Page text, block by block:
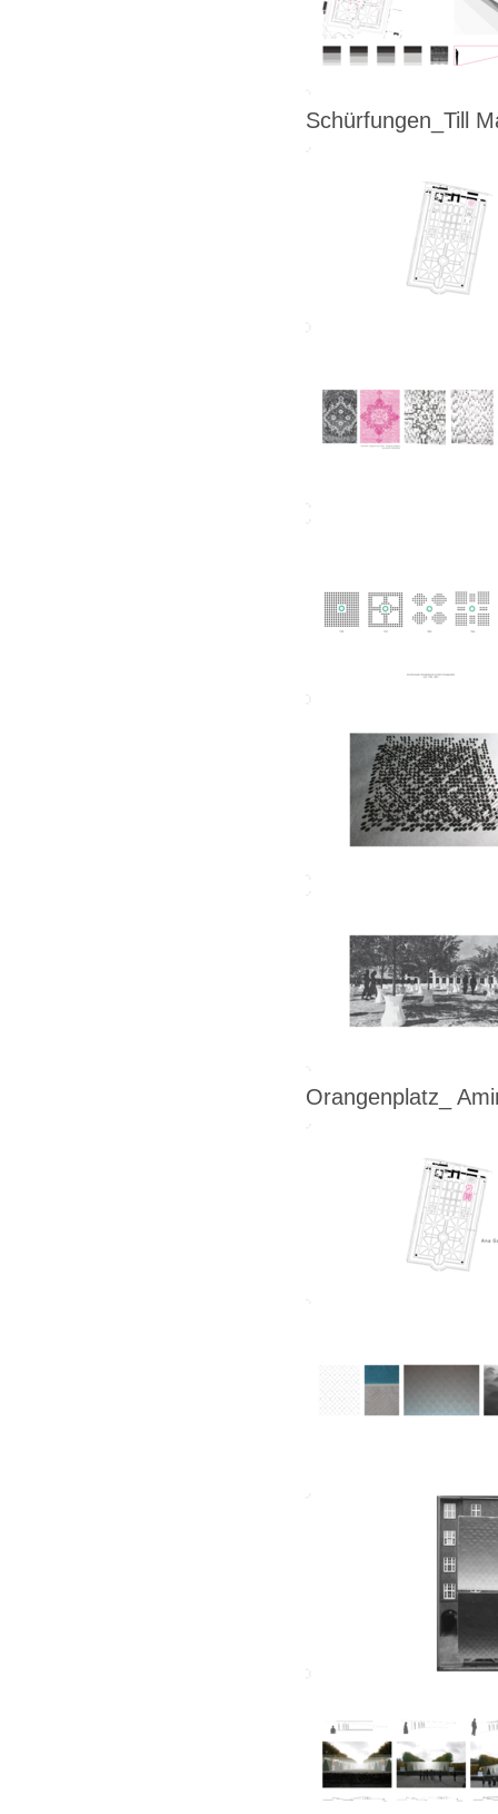
Schürfungen_Till
Orangenplatz_